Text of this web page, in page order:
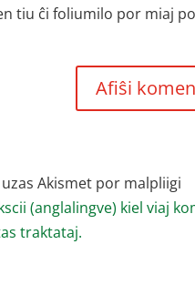
tiu ĉi foliumilo por miaj
Akismet por malpliigi
(anglalingve) kiel viaj
traktataj.